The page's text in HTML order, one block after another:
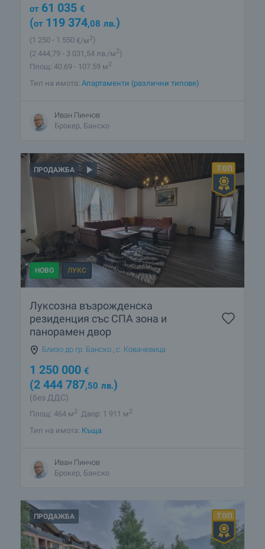
от 61 035 €
(от 119 374,08 лв.)
(1 250 - 1 550 €/м2)
(2 444 ,79 - 3 031 ,54 лв./м2)
Площ: 40.69 - 107.59 м2
Тип на имота: Апартаменти (различни типове)
Иван Пинчов
Брокер, Банско
ПРОДАЖБА
НОВО ЛУКС
Луксозна възрожденска
резиденция със СПА зона и
панорамен двор
Близо до гр. Банско , с. Ковачевица
1 250 000 €
(2 444 787,50 лв.)
(без ДДС)
Площ: 464 м2 Двор: 1 911 м2
Тип на имота: Къща
Иван Пинчов
Брокер, Банско
ПРОДАЖБА